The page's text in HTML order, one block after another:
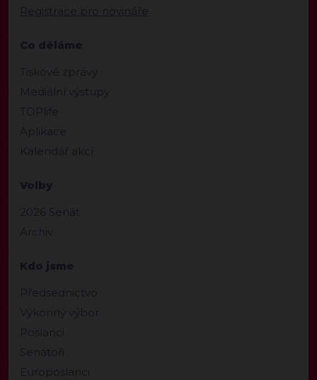
Registrace pro novináře
Co děláme
Tiskové zprávy
Mediální výstupy
TOPlife
Aplikace
Kalendář akcí
Volby
2026 Senát
Archiv
Kdo jsme
Předsednictvo
Výkonný výbor
Poslanci
Senátoři
Europoslanci